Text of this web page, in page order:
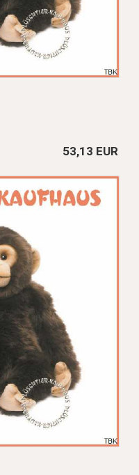
53,13 EUR